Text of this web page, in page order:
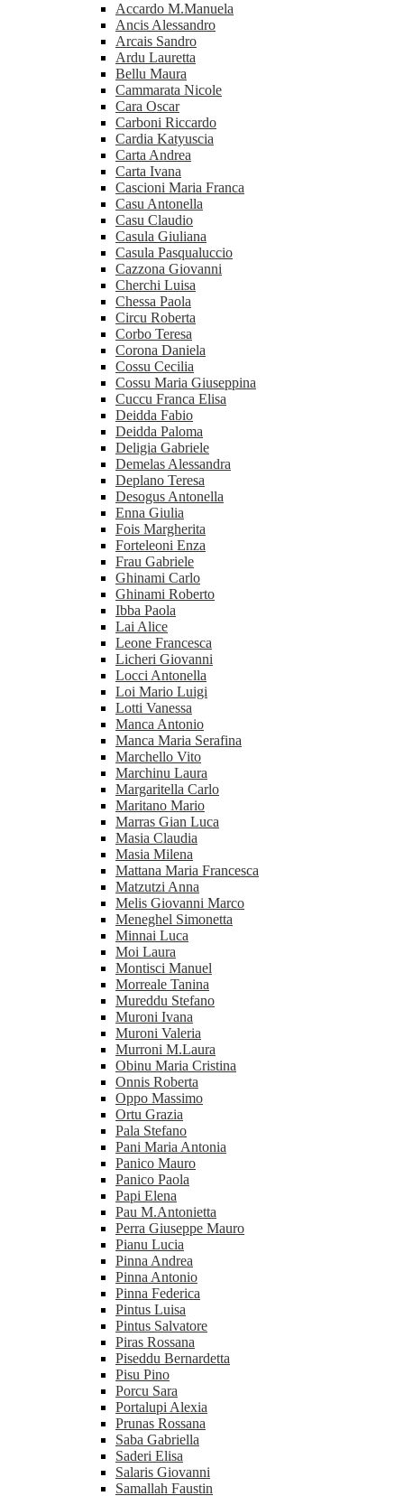
Accardo M.Manuela
Ancis Alessandro
Arcais Sandro
Ardu Lauretta
Bellu Maura
Cammarata Nicole
Cara Oscar
Carboni Riccardo
Cardia Katyuscia
Carta Andrea
Carta Ivana
Cascioni Maria Franca
Casu Antonella
Casu Claudio
Casula Giuliana
Casula Pasqualuccio
Cazzona Giovanni
Cherchi Luisa
Chessa Paola
Circu Roberta
Corbo Teresa
Corona Daniela
Cossu Cecilia
Cossu Maria Giuseppina
Cuccu Franca Elisa
Deidda Fabio
Deidda Paloma
Deligia Gabriele
Demelas Alessandra
Deplano Teresa
Desogus Antonella
Enna Giulia
Fois Margherita
Forteleoni Enza
Frau Gabriele
Ghinami Carlo
Ghinami Roberto
Ibba Paola
Lai Alice
Leone Francesca
Licheri Giovanni
Locci Antonella
Loi Mario Luigi
Lotti Vanessa
Manca Antonio
Manca Maria Serafina
Marchello Vito
Marchinu Laura
Margaritella Carlo
Maritano Mario
Marras Gian Luca
Masia Claudia
Masia Milena
Mattana Maria Francesca
Matzutzi Anna
Melis Giovanni Marco
Meneghel Simonetta
Minnai Luca
Moi Laura
Montisci Manuel
Morreale Tanina
Mureddu Stefano
Muroni Ivana
Muroni Valeria
Murroni M.Laura
Obinu Maria Cristina
Onnis Roberta
Oppo Massimo
Ortu Grazia
Pala Stefano
Pani Maria Antonia
Panico Mauro
Panico Paola
Papi Elena
Pau M.Antonietta
Perra Giuseppe Mauro
Pianu Lucia
Pinna Andrea
Pinna Antonio
Pinna Federica
Pintus Luisa
Pintus Salvatore
Piras Rossana
Piseddu Bernardetta
Pisu Pino
Porcu Sara
Portalupi Alexia
Prunas Rossana
Saba Gabriella
Saderi Elisa
Salaris Giovanni
Samallah Faustin